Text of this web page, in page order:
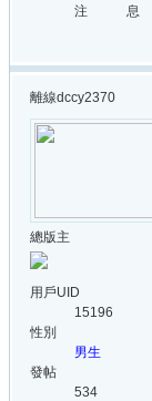
注
息
離線dccy2370
總版主
用戶UID
15196
性別
男生
發帖
534